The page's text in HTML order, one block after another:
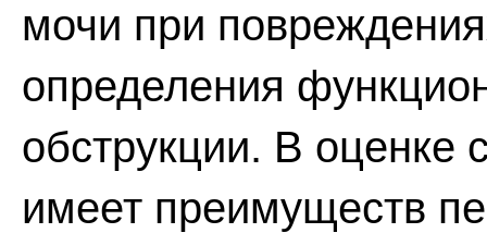
мочи при
определения
обструкции. В оценке
имеет преимуществ